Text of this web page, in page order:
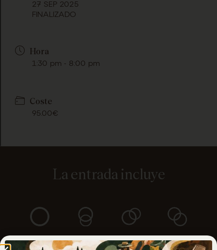
27 SEP 2025
FINALIZADO
Hora
1:30 pm - 8:00 pm
Coste
95.00€
La entrada incluye
AUTOBÚS
SHOWCOOKINGDJ Y
DEGUSTACIÓN